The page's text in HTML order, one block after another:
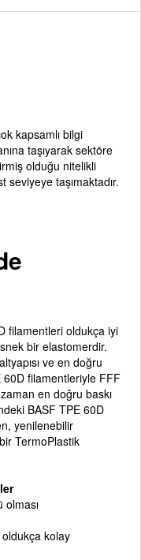
kapsamlı bilgi
taşıyarak sektöre
olduğu nitelikli
seviyeye taşımaktadır.
filamentleri oldukça iyi
bir elastomerdir.
ve en doğru
60D filamentleriyle FFF
en doğru baskı
BASF TPE 60D
yenilenebilir
TermoPlastik
olması
kolay